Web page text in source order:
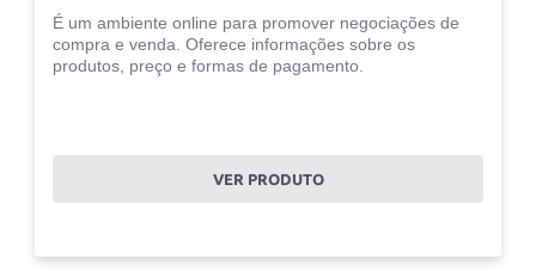
É um ambiente online para promover negociações de
compra e venda. Oferece informações sobre os
produtos, preço e formas de pagamento.
VER PRODUTO